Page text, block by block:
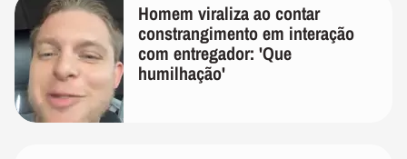
Homem viraliza ao contar
constrangimento em interação
com entregador: 'Que
humilhação'